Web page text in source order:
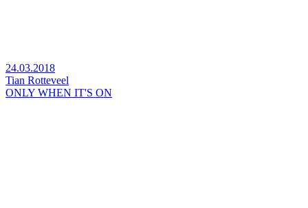
24.03.2018
Tian Rotteveel
ONLY WHEN IT'S ON